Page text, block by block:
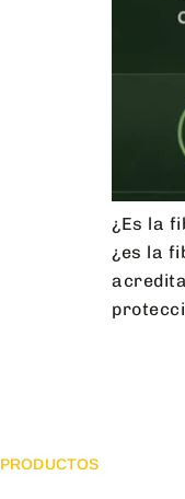
¿Es la
¿es la
PRODUCTOS